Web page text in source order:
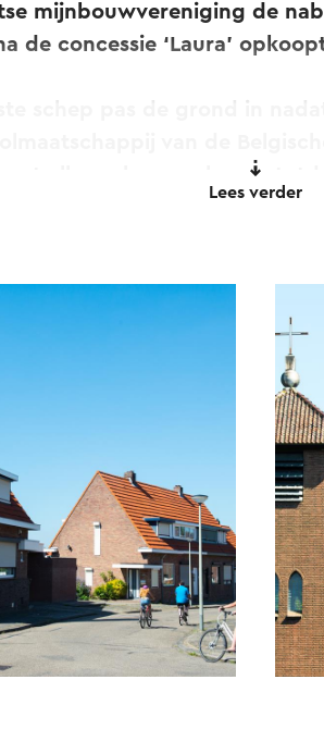
mijnbouwvereniging de
de concessie ‘Laura’
alles volgens schema,
& Vereeniging met de
vrouw van Albert Thys zal ze
dat er nooit genoeg
de mijn Julia zal
moeten worden,
Oranje-Nassau mijnen en
de directie
voor het ontwerp van
Lees verder